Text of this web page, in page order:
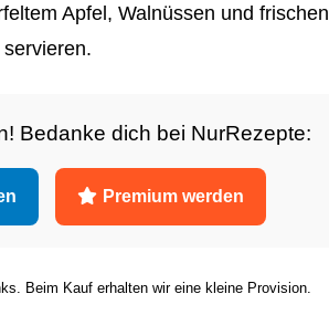
Apfel, Walnüssen und frischen
Bedanke dich bei NurRezepte:
Premium werden
Beim Kauf erhalten wir eine kleine Provision.